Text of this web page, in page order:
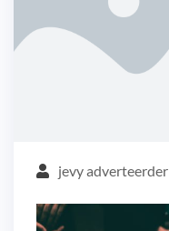
jevy adverteerder